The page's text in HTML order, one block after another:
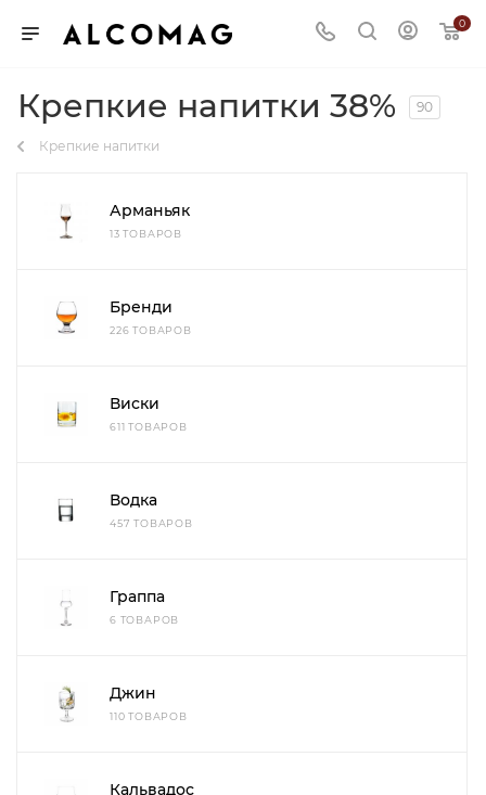
0
Крепкие напитки 38% 90
Крепкие напитки
Арманьяк
13 ТОВАРОВ
Бренди
226 ТОВАРОВ
Виски
611 ТОВАРОВ
Водка
457 ТОВАРОВ
Граппа
6 ТОВАРОВ
Джин
110 ТОВАРОВ
Кальвадос